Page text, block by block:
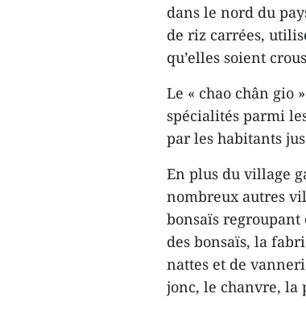
dans le nord du
de riz carrées,
qu’elles soient
Le « chao chân gio
spécialités parmi
par les habitants
En plus du village
nombreux autres
bonsaïs
des bonsaïs, la
nattes et de
jonc, le chanvre, la